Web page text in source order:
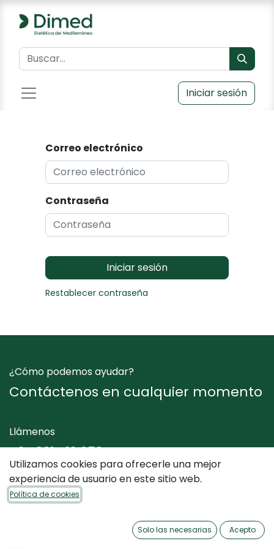
Iniciar sesión
Correo electrónico
Contraseña
Iniciar sesión
Restablecer contraseña
¿Cómo podemos ayudar?
Contáctenos en cualquier momento
Llámenos
+34 961 412 050
Envíenos un mensaje
Utilizamos cookies para ofrecerle una mejor
experiencia de usuario en este sitio web.
Política de cookies
Solo las necesarias Acepto